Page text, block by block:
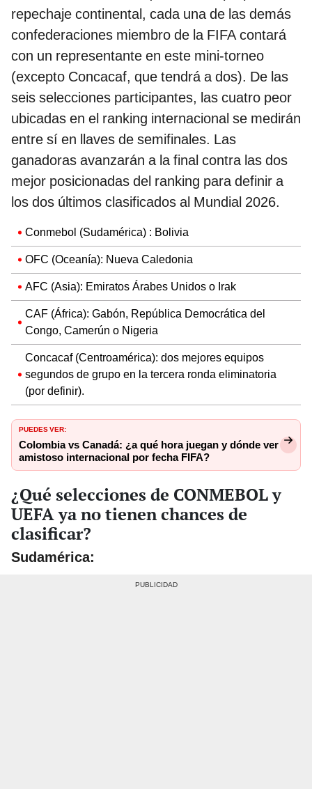
repechaje continental, cada una de las demás
confederaciones miembro de la FIFA contará
con un representante en este mini-torneo
(excepto Concacaf, que tendrá a dos). De las
seis selecciones participantes, las cuatro peor
ubicadas en el ranking internacional se medirán
entre sí en llaves de semifinales. Las
ganadoras avanzarán a la final contra las dos
mejor posicionadas del ranking para definir a
los dos últimos clasificados al Mundial 2026.
Conmebol (Sudamérica) : Bolivia
OFC (Oceanía): Nueva Caledonia
AFC (Asia): Emiratos Árabes Unidos o Irak
CAF (África): Gabón, República Democrática del
Congo, Camerún o Nigeria
Concacaf (Centroamérica): dos mejores equipos
segundos de grupo en la tercera ronda eliminatoria
(por definir).
PUEDES VER:
Colombia vs Canadá: ¿a qué hora juegan y dónde ver
amistoso internacional por fecha FIFA?
¿Qué selecciones de CONMEBOL y
UEFA ya no tienen chances de
clasificar?
Sudamérica: